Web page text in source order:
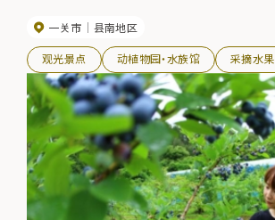
一关市
县南地区
观光景点 动植物园・水族馆 采摘水果